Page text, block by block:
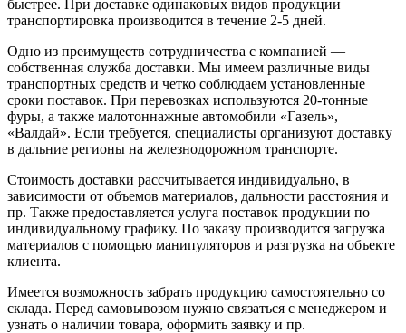
быстрее. При доставке одинаковых видов продукции
транспортировка производится в течение 2-5 дней.
Одно из преимуществ сотрудничества с компанией —
собственная служба доставки. Мы имеем различные виды
транспортных средств и четко соблюдаем установленные
сроки поставок. При перевозках используются 20-тонные
фуры, а также малотоннажные автомобили «Газель»,
«Валдай». Если требуется, специалисты организуют доставку
в дальние регионы на железнодорожном транспорте.
Стоимость доставки рассчитывается индивидуально, в
зависимости от объемов материалов, дальности расстояния и
пр. Также предоставляется услуга поставок продукции по
индивидуальному графику. По заказу производится загрузка
материалов с помощью манипуляторов и разгрузка на объекте
клиента.
Имеется возможность забрать продукцию самостоятельно со
склада. Перед самовывозом нужно связаться с менеджером и
узнать о наличии товара, оформить заявку и пр.